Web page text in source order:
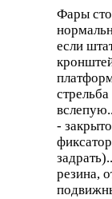
Фары
если
-
резина,